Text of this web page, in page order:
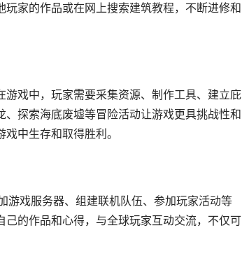
家的作品或在网上搜索建筑教程，不断进修和
戏中，玩家需要采集资源、制作工具、建立庇
探索海底废墟等冒险活动让游戏更具挑战性和
中生存和取得胜利。
游戏服务器、组建联机队伍、参加玩家活动等
的作品和心得，与全球玩家互动交流，不仅可